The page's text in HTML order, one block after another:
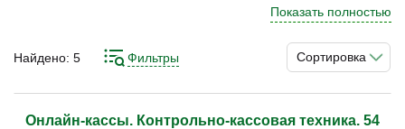
наличными и оформление необходимых бумаг, это
ходе работы достаточно сложно, это чревато большим
числом ошибок, которые могут иметь негативные
последствия для бизнеса и самого исполнителя.
Избежать подобного позволит соответствующая
Показать полностью
Сортировка
Найдено: 5 Фильтры
Онлайн-кассы. Контрольно-кассовая техника. 54